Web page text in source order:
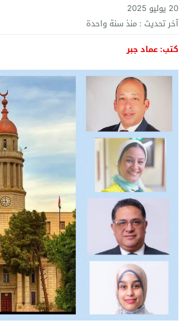
20 يوليو 2025
آخر تحديث : منذ سنة واحدة
كتب: عماد جبر